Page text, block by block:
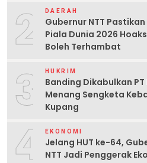
2 DAERAH
Gubernur NTT
Piala Dunia 2026
Boleh Terhambat
3 HUKRIM
Banding Dikabulkan
Menang Sengketa
Kupang
4 EKONOMI
Jelang HUT ke-64,
NTT Jadi Penggerak